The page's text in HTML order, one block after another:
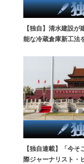
【独自】清水建設
能な冷蔵倉庫新工法
【独自連載】「今
際ジャーナリスト・